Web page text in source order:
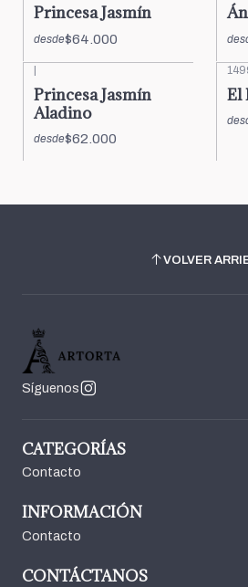
Princesa Jasmín
desde$64.000
|
Princesa Jasmín
Aladino
desde$62.000
El
VOLVER
Síguenos
CATEGORÍAS
Contacto
INFORMACIÓN
Contacto
CONTÁCTANOS